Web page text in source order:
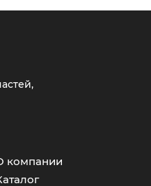
компании